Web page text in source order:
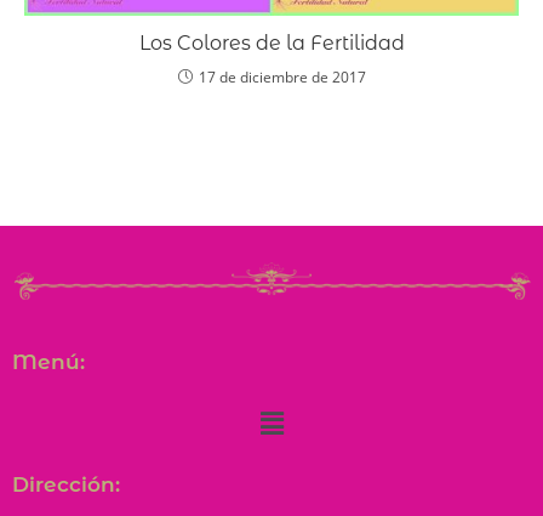
Los Colores de la Fertilidad
17 de diciembre de 2017
Menú:
Dirección: